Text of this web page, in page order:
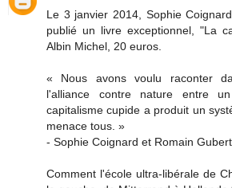
Le 3 janvier 2014, Sophie
publié un livre exceptionnel, "La
Albin Michel, 20 euros.
« Nous avons voulu raconter
l'alliance contre nature entre
capitalisme cupide a produit un
menace tous. »
- Sophie Coignard et Romain
Comment l'école ultra-libérale de